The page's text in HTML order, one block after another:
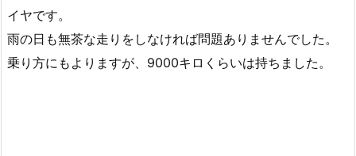
イヤです。
雨の日も無茶な走りをしなければ問題ありませんでした。
乗り方にもよりますが、9000キロくらいは持ちました。